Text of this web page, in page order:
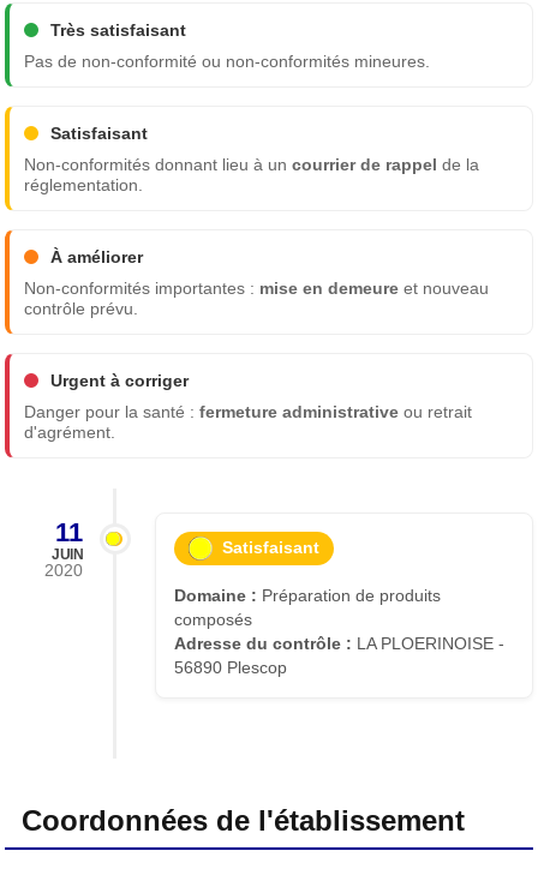
Très satisfaisant
Pas de non-conformité ou non-conformités mineures.
Satisfaisant
Non-conformités donnant lieu à uncourrier de rappel de la
réglementation.
À améliorer
Non-conformités importantes : mise en demeure et nouveau
contrôle prévu.
Urgent à corriger
Danger pour la santé :fermeture administrative ou retrait
d'agrément.
11
JUIN
2020
Satisfaisant
Domaine : Préparation de produits
composés
Adresse du contrôle : LA PLOERINOISE -
56890 Plescop
Coordonnées de l'établissement